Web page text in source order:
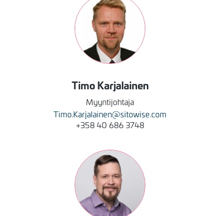
Timo Karjalainen
Myyntijohtaja
Timo.Karjalainen@sitowise.com
+358 40 686 3748